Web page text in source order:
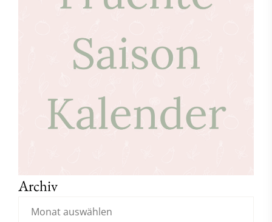
Archiv